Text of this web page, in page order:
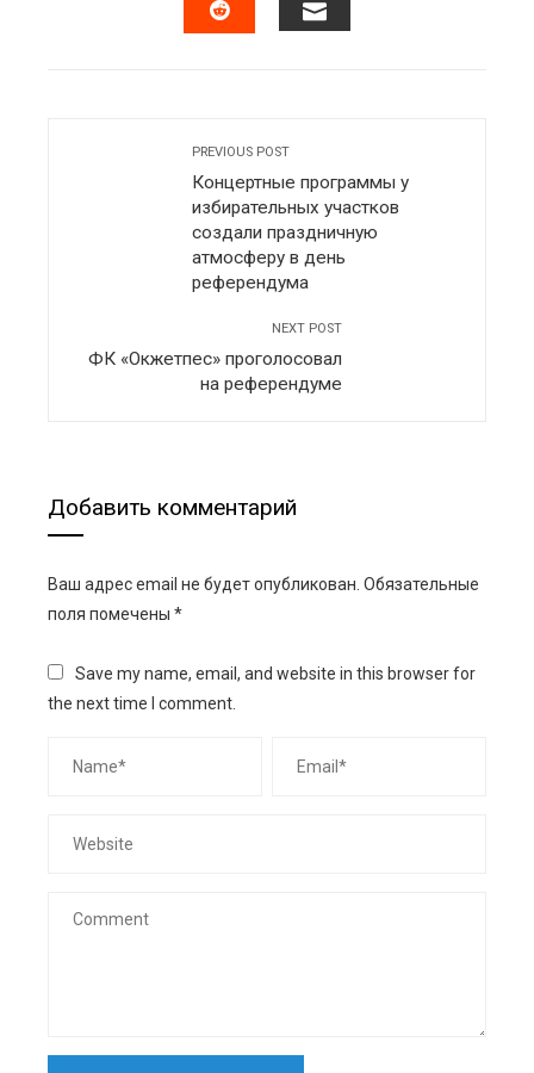
PREVIOUS POST
Концертные программы у
избирательных участков
создали праздничную
атмосферу в день
референдума
NEXT POST
ФК «Окжетпес» проголосовал
на референдуме
Добавить комментарий
Ваш адрес email не будет опубликован. Обязательные
поля помечены *
Save my name, email, and website in this browser for
the next time I comment.